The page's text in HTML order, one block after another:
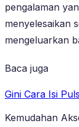
pengalaman
menyelesaikan
mengeluarkan
Baca juga
Gini Cara Isi
Kemudahan